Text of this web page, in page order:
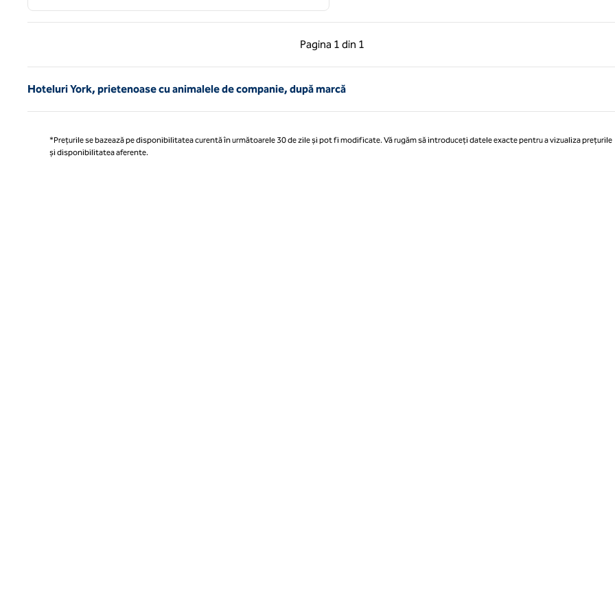
Pagina 1 din 1
Pagina anterioară, 1 din 1
Pagina 1 din 1
Hoteluri York, prietenoase cu animalele de companie, după marcă
*Prețurile se bazează pe disponibilitatea curentă în următoarele 30 de zile și pot fi modificate. Vă rugăm să introduceți datele exacte pentru a vizualiza prețurile
și disponibilitatea aferente.